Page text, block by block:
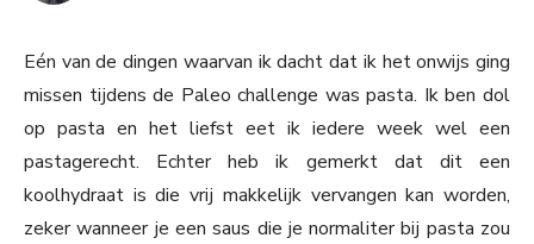
Eén van de dingen waarvan ik dacht dat ik het onwijs ging
missen tijdens de Paleo challenge was pasta. Ik ben dol
op pasta en het liefst eet ik iedere week wel een
pastagerecht. Echter heb ik gemerkt dat dit een
koolhydraat is die vrij makkelijk vervangen kan worden,
zeker wanneer je een saus die je normaliter bij pasta zou